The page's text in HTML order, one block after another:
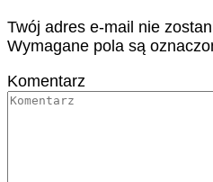
Twój adres e-mail nie
Wymagane pola są
Komentarz